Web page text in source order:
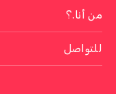
من أنا.؟
للتواصل